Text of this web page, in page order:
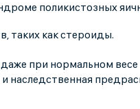
поликистозных
таких как стероиды.
при нормальном
наследственная